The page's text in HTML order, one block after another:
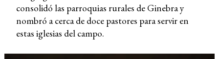
consolidó las parroquias rurales de Ginebra y
nombró a cerca de doce pastores para servir en
estas iglesias del campo.